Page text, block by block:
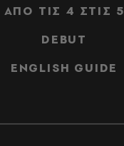
ΑΠΟ ΤΙΣ 4 ΣΤΙΣ 5
DEBUT
ENGLISH GUIDE